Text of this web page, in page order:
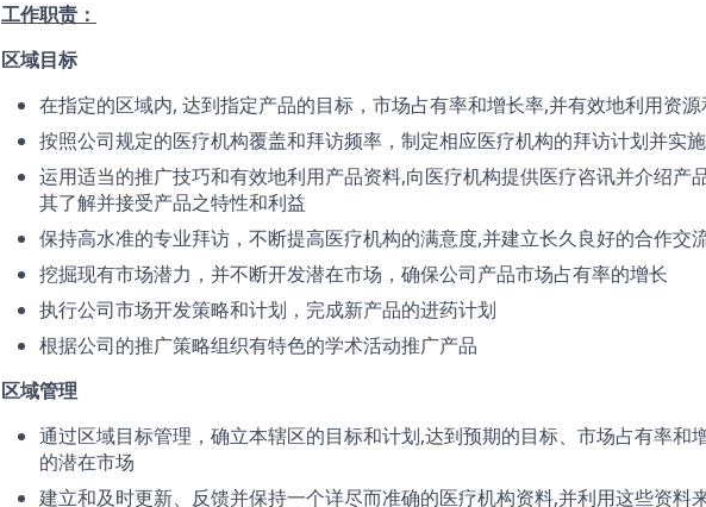
工作职责：
区域目标
在指定的区域内, 达到指定产品的目标，市场占有率和增长率,并有效地利用资
按照公司规定的医疗机构覆盖和拜访频率，制定相应医疗机构的拜访计划并实施
运用适当的推广技巧和有效地利用产品资料,向医疗机构提供医疗咨讯并介绍产
其了解并接受产品之特性和利益
保持高水准的专业拜访，不断提高医疗机构的满意度,并建立长久良好的合作交
挖掘现有市场潜力，并不断开发潜在市场，确保公司产品市场占有率的增长
执行公司市场开发策略和计划，完成新产品的进药计划
根据公司的推广策略组织有特色的学术活动推广产品
区域管理
通过区域目标管理，确立本辖区的目标和计划,达到预期的目标、市场占有率和
的潜在市场
建立和及时更新、反馈并保持一个详尽而准确的医疗机构资料,并利用这些资料